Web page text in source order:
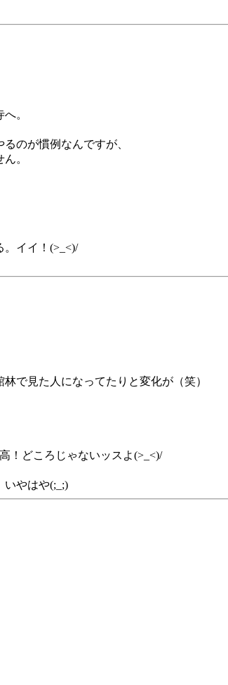
。
のが慣例なんですが、
。
。イイ！(>_<)/
で見た人になってたりと変化が（笑）
！どころじゃないッスよ(>_<)/
やはや(;_;)